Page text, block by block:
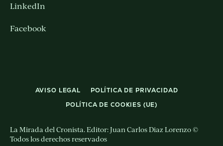
LinkedIn
Facebook
AVISO LEGAL
POLÍTICA DE PRIVACIDAD
POLÍTICA DE COOKIES (UE)
La Mirada del Cronista. Editor: Juan Carlos Diaz Lorenzo ©
Todos los derechos reservados